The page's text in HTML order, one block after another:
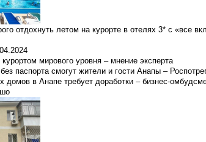
отдохнуть летом на курорте в отелях 3* с «все
мирового уровня – мнение эксперта
паспорта смогут жители и гости Анапы –
домов в Анапе требует доработки – бизнес-